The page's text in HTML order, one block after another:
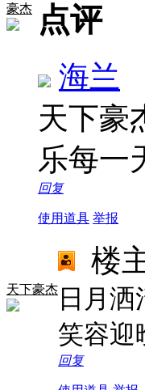
豪杰
点评
海兰
天下豪
乐每一
回复
使用道具 举报
天下豪杰
楼
日月
笑容迎
回复